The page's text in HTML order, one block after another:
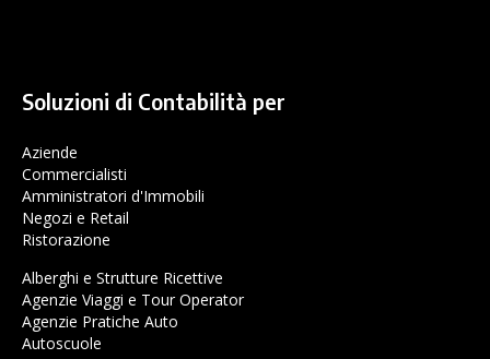
Soluzioni di Contabilità per
Aziende
Commercialisti
Amministratori d'Immobili
Negozi e Retail
Ristorazione
Alberghi e Strutture Ricettive
Agenzie Viaggi e Tour Operator
Agenzie Pratiche Auto
Autoscuole